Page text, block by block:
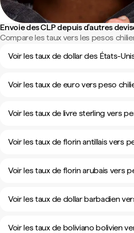
Envoie des CLP depuis d'autres
Compare les taux vers les pesos
Voir les taux de dollar des États-
Voir les taux de euro vers peso
Voir les taux de livre sterling vers
Voir les taux de florin antillais vers
Voir les taux de florin arubais vers
Voir les taux de dollar barbadien
Voir les taux de boliviano bolivien